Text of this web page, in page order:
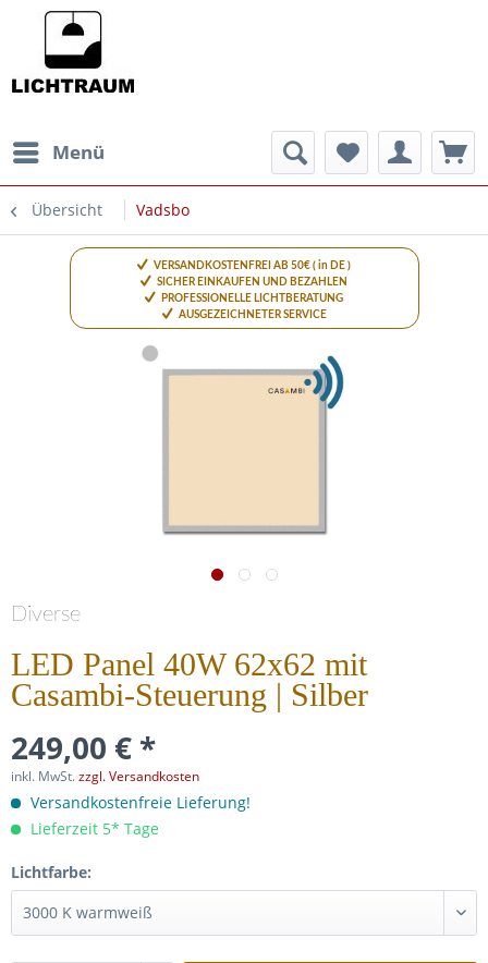
Menü
Übersicht Vadsbo
VERSANDKOSTENFREI AB 50€ ( in DE )
SICHER EINKAUFEN UND BEZAHLEN
PROFESSIONELLE LICHTBERATUNG
AUSGEZEICHNETER SERVICE
Diverse
LED Panel 40W 62x62 mit
Casambi-Steuerung | Silber
249,00 € *
inkl. MwSt.zzgl. Versandkosten
Versandkostenfreie Lieferung!
Lieferzeit 5* Tage
Lichtfarbe: